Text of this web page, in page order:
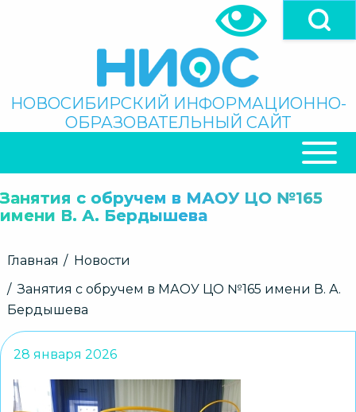
Поиск
НОВОСИБИРСКИЙ ИНФОРМАЦИОННО-
ОБРАЗОВАТЕЛЬНЫЙ САЙТ
НАВИГАЦИЯ
Занятия с обручем в МАОУ ЦО №165
имени В. А. Бердышева
Строка
Главная
Новости
Занятия с обручем в МАОУ ЦО №165 имени В. А.
Бердышева
28 января 2026